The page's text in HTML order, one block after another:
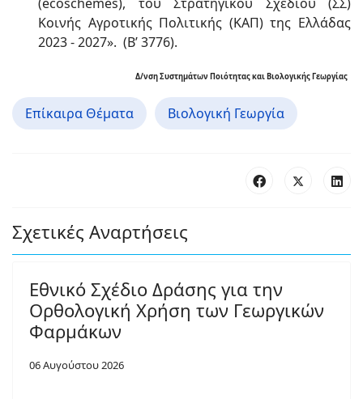
Κοινής Αγροτικής Πολιτικής (ΚΑΠ) της Ελλάδας
2023 - 2027». (Β’ 3776).
Δ/νση Συστημάτων Ποιότητας και Βιολογικής Γεωργίας
Επίκαιρα Θέματα Βιολογική Γεωργία
Σχετικές Αναρτήσεις
Εθνικό Σχέδιο Δράσης για την
Ορθολογική Χρήση των Γεωργικών
Φαρμάκων
06 Αυγούστου 2026